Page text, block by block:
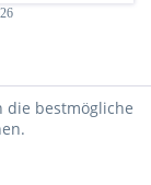
die bestmögliche